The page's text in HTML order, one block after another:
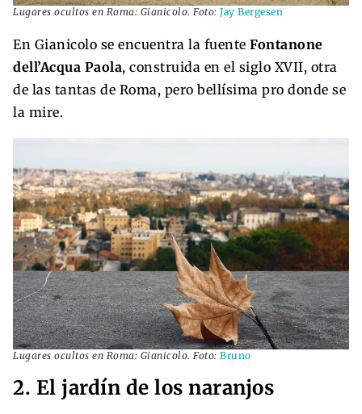
Lugares ocultos en Roma: Gianicolo. Foto: Jay Bergesen
En Gianicolo se encuentra la fuente Fontanone
dell’Acqua Paola, construida en el siglo XVII, otra
de las tantas de Roma, pero bellísima pro donde se
la mire.
Lugares ocultos en Roma: Gianicolo. Foto: Bruno
2. El jardín de los naranjos